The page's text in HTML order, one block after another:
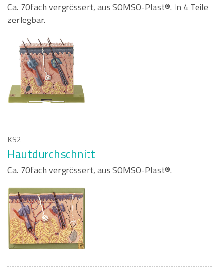
Ca. 70fach vergrössert, aus SOMSO-Plast®. In 4 Teile
zerlegbar.
KS2
Hautdurchschnitt
Ca. 70fach vergrössert, aus SOMSO-Plast®.